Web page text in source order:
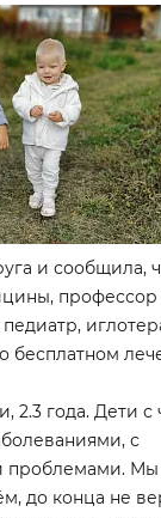
и сообщила,
бесплатном
2.3 года. Дети с
с
проблемами.
до конца не